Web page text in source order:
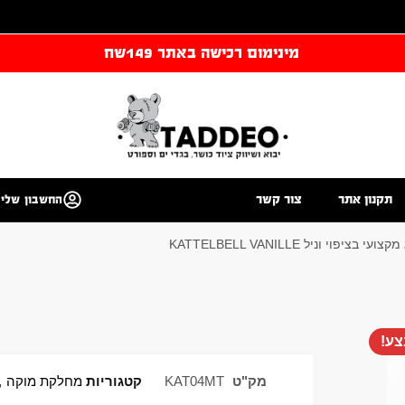
מינימום רכישה באתר 149שח
תקנון אתר צור קשר החשבון שלי
מק"ט KAT04MT קטגוריות מחלקת מוקה